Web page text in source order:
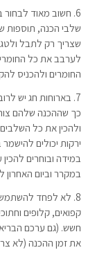
6. חשוב מאוד
שלבי הכנה, תוספות
שצריך רק לתבל
לערבב את כל
החומרים ולהכניס
7. בארוחות חג יש
כך שההכנה שלהם
ולהכין את כל
ירקות יכולים
במידה ובוחרים
במקרר וביום
8. לא לפחד להשתמש
קפואים, קלופים
חשש. (גם ערכם
את זמן ההכנה (לא